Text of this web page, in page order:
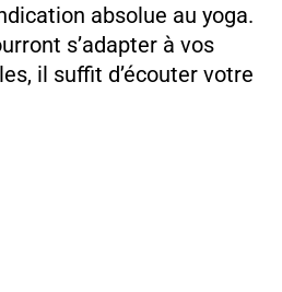
absolue au yoga.
s’adapter à vos
il suffit d’écouter votre